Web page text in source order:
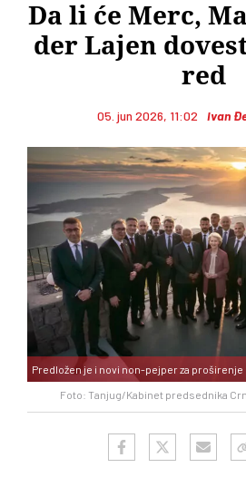
Da li će Merc,
der Lajen
red
05. jun 2026, 11:02 Ivan
Foto: Tanjug/Kabinet predsednika
Predložen je i novi non-pejper za proširenje